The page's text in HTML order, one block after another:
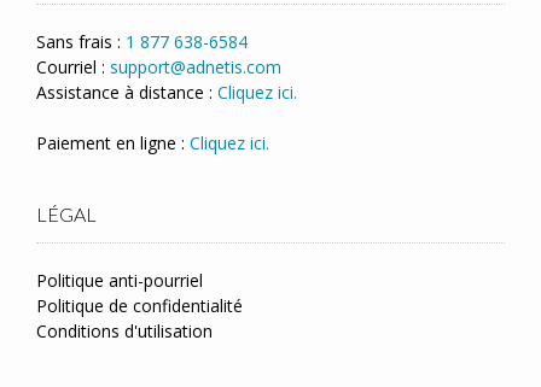
Sans frais : 1 877 638-6584
Courriel : support@adnetis.com
Assistance à distance : Cliquez ici.
Paiement en ligne : Cliquez ici.
LÉGAL
Politique anti-pourriel
Politique de confidentialité
Conditions d'utilisation